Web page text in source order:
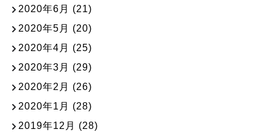
2020年6月 (21)
2020年5月 (20)
2020年4月 (25)
2020年3月 (29)
2020年2月 (26)
2020年1月 (28)
2019年12月 (28)